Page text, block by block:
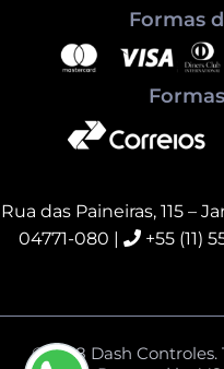
Formas
Rua das Paineiras, 115 –
04771-080 | +55 (11)
© 2018 Dash Controles.